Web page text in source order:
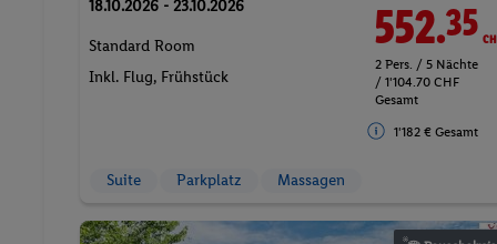
18.10.2026 - 23.10.2026
Standard Room
Inkl. Flug, Frühstück
552.35
2 Pers. / 5 Nächte
/ 1'104.70 CHF
Gesamt
1'182 € Gesamt
Suite Parkplatz Massagen